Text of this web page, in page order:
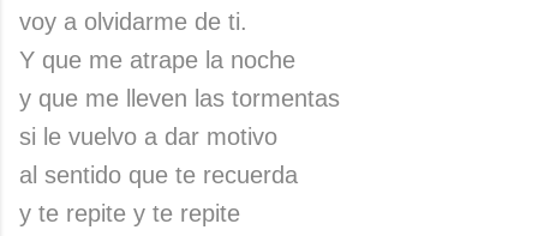
voy a olvidarme de ti.
Y que me atrape la noche
y que me lleven las tormentas
si le vuelvo a dar motivo
al sentido que te recuerda
y te repite y te repite